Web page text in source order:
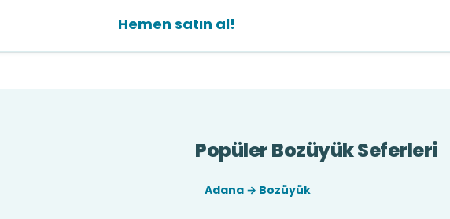
Hemen satın al!
Popüler Bozüyük Seferleri
Adana → Bozüyük